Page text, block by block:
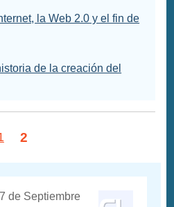
la Web 2.0 y el fin de
de la creación del
2
de Septiembre